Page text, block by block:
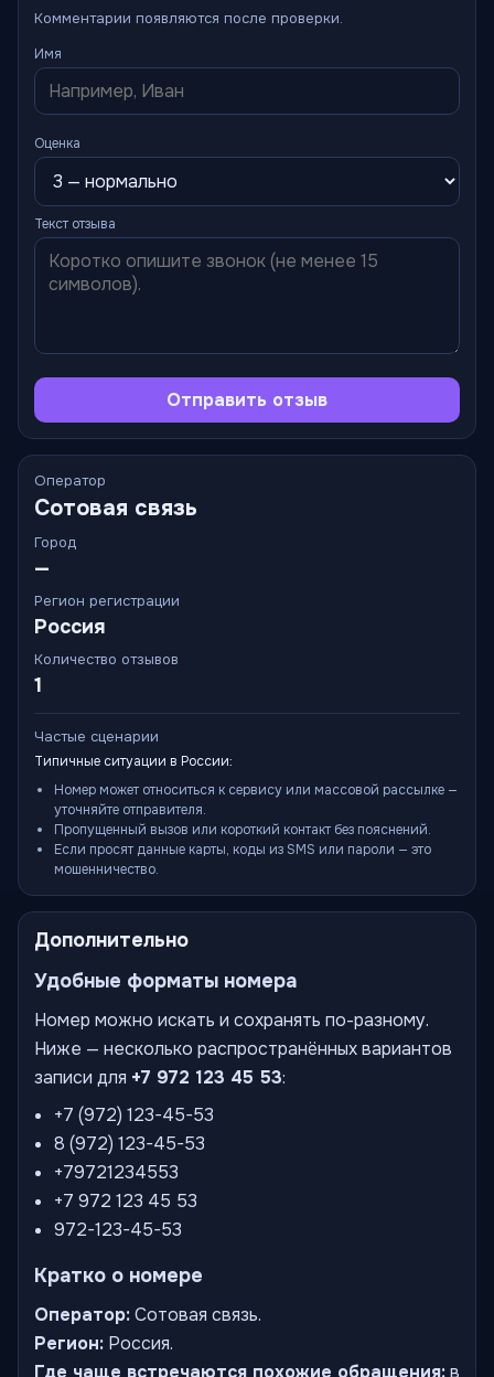
Комментарии появляются после проверки.
Имя
Оценка
Текст отзыва
Отправить отзыв
Оператор
Сотовая связь
Город
—
Регион регистрации
Россия
Количество отзывов
1
Частые сценарии
Типичные ситуации в России:
Номер может относиться к сервису или массовой рассылке —
уточняйте отправителя.
Пропущенный вызов или короткий контакт без пояснений.
Если просят данные карты, коды из SMS или пароли — это
мошенничество.
Дополнительно
Удобные форматы номера
Номер можно искать и сохранять по-разному.
Ниже — несколько распространённых вариантов
записи для +7 972 123 45 53:
+7 (972) 123-45-53
8 (972) 123-45-53
+79721234553
+7 972 123 45 53
972-123-45-53
Кратко о номере
Оператор:Сотовая связь.
Регион: Россия.
Где чаще встречаются похожие обращения:в